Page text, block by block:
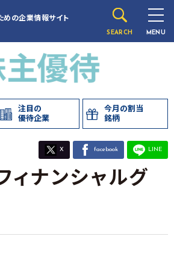
めの企業情報サイト
SEARCH MENU
注目の
優待企業
今月の割当
銘柄
X facebook LINE
ィナンシャルグ